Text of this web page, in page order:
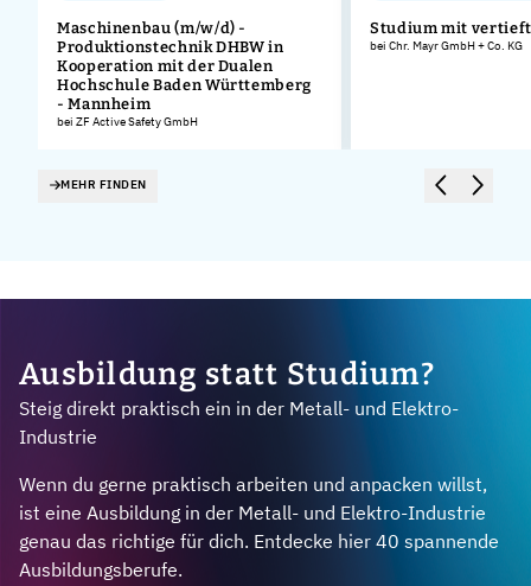
Maschinenbau (m/w/d) -
Produktionstechnik DHBW in
Kooperation mit der Dualen
Hochschule Baden Württemberg
- Mannheim
bei ZF Active Safety GmbH
Studium mit
bei Chr. Mayr GmbH + Co. KG
MEHR FINDEN
Ausbildung statt Studium?
Steig direkt praktisch ein in der Metall- und Elektro-
Industrie
Wenn du gerne praktisch arbeiten und anpacken willst,
ist eine Ausbildung in der Metall- und Elektro-Industrie
genau das richtige für dich. Entdecke hier 40 spannende
Ausbildungsberufe.